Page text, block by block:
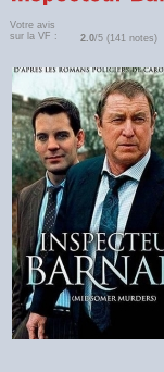
Votre avis
sur la VF :
2.0/5 (141 notes)